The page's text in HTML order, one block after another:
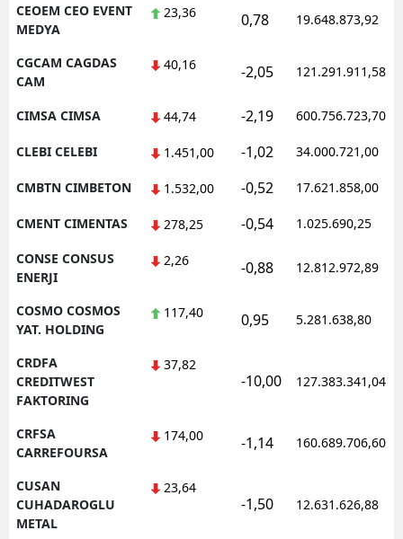
CEOEM CEO EVENT
MEDYA
23,36 0,78 19.648.873,92
CGCAM CAGDAS
CAM
40,16 -2,05 121.291.911,58
CIMSA CIMSA 44,74 -2,19 600.756.723,70
CLEBI CELEBI 1.451,00 -1,02 34.000.721,00
CMBTN CIMBETON 1.532,00 -0,52 17.621.858,00
CMENT CIMENTAS 278,25 -0,54 1.025.690,25
CONSE CONSUS
ENERJI
2,26 -0,88 12.812.972,89
COSMO COSMOS
YAT. HOLDING
117,40 0,95 5.281.638,80
CRDFA
CREDITWEST
FAKTORING
37,82
-10,00 127.383.341,04
CRFSA
CARREFOURSA
174,00 -1,14 160.689.706,60
CUSAN
CUHADAROGLU
METAL
23,64
-1,50 12.631.626,88